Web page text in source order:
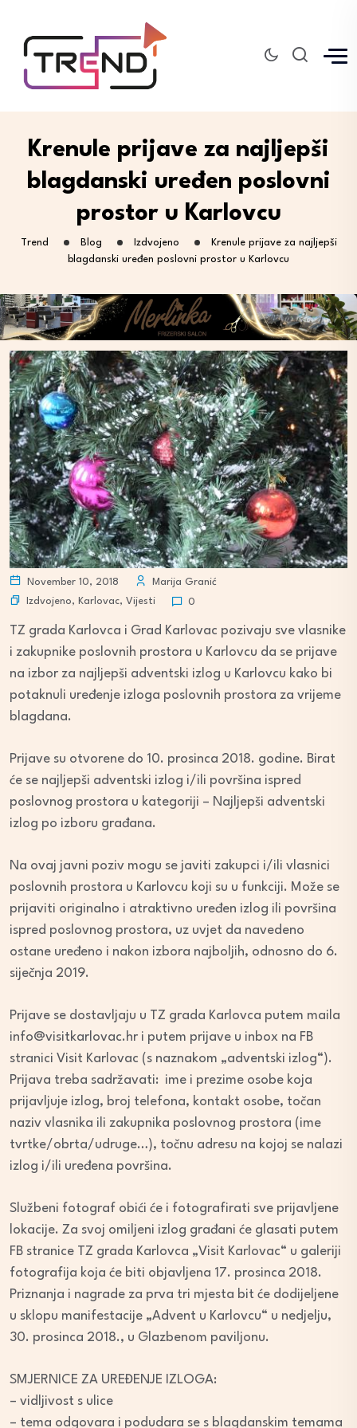
Krenule prijave za najljepši
blagdanski uređen poslovni
prostor u Karlovcu
Trend Blog Izdvojeno
Krenule prijave za najljepši
blagdanski uređen poslovni prostor u Karlovcu
November 10, 2018
Marija Granić
Izdvojeno, Karlovac, Vijesti 0
TZ grada Karlovca i Grad Karlovac pozivaju sve vlasnike
i zakupnike poslovnih prostora u Karlovcu da se prijave
na izbor za najljepši adventski izlog u Karlovcu kako bi
potaknuli uređenje izloga poslovnih prostora za vrijeme
blagdana.
Prijave su otvorene do 10. prosinca 2018. godine. Birat
će se najljepši adventski izlog i/ili površina ispred
poslovnog prostora u kategoriji – Najljepši adventski
izlog po izboru građana.
Na ovaj javni poziv mogu se javiti zakupci i/ili vlasnici
poslovnih prostora u Karlovcu koji su u funkciji. Može se
prijaviti originalno i atraktivno uređen izlog ili površina
ispred poslovnog prostora, uz uvjet da navedeno
ostane uređeno i nakon izbora najboljih, odnosno do 6.
siječnja 2019.
Prijave se dostavljaju u TZ grada Karlovca putem maila
info@visitkarlovac.hr i putem prijave u inbox na FB
stranici Visit Karlovac (s naznakom „adventski izlog“).
Prijava treba sadržavati: ime i prezime osobe koja
prijavljuje izlog, broj telefona, kontakt osobe, točan
naziv vlasnika ili zakupnika poslovnog prostora (ime
tvrtke/obrta/udruge…), točnu adresu na kojoj se nalazi
izlog i/ili uređena površina.
Službeni fotograf obići će i fotografirati sve prijavljene
lokacije. Za svoj omiljeni izlog građani će glasati putem
FB stranice TZ grada Karlovca „Visit Karlovac“ u galeriji
fotografija koja će biti objavljena 17. prosinca 2018.
Priznanja i nagrade za prva tri mjesta bit će dodijeljene
u sklopu manifestacije „Advent u Karlovcu“ u nedjelju,
30. prosinca 2018., u Glazbenom paviljonu.
SMJERNICE ZA UREĐENJE IZLOGA:
– vidljivost s ulice
– tema odgovara i podudara se s blagdanskim temama